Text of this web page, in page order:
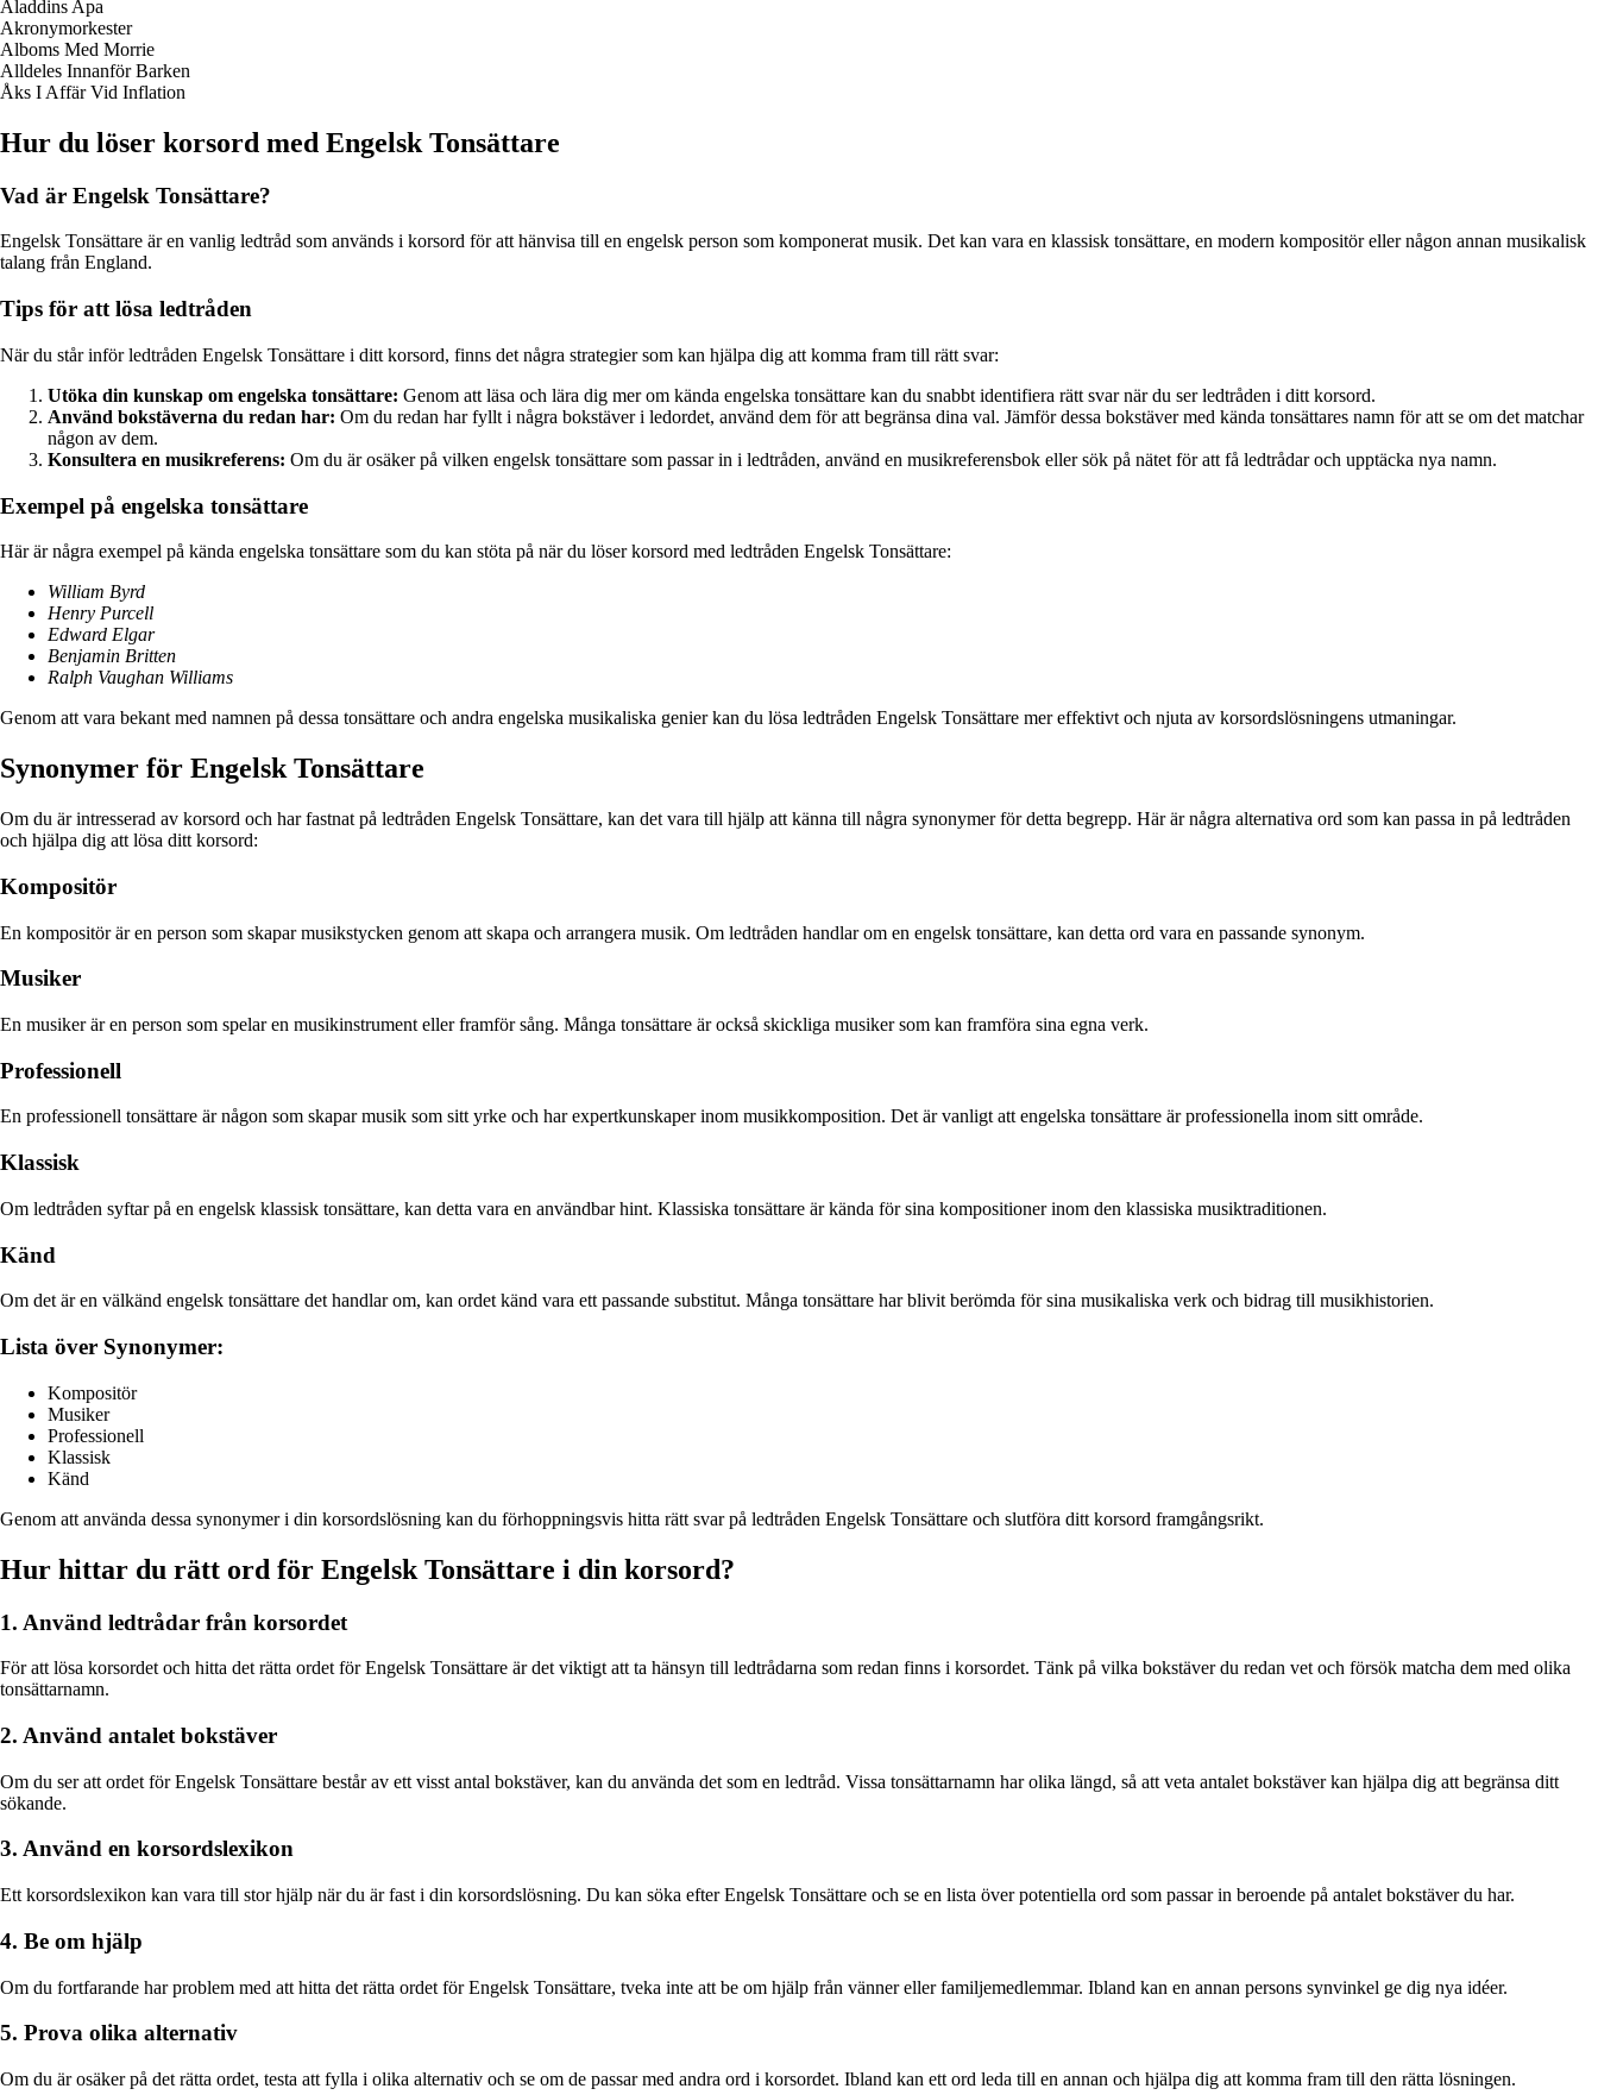
Aladdins Apa
Akronymorkester
Alboms Med Morrie
Alldeles Innanför Barken
Åks I Affär Vid Inflation
Hur du löser korsord med Engelsk Tonsättare
Vad är Engelsk Tonsättare?
Engelsk Tonsättare är en vanlig ledtråd som används i korsord för att hänvisa till en engelsk person som komponerat musik. Det kan vara en klassisk tonsättare, en modern kompositör eller någon annan musikalisk
talang från England.
Tips för att lösa ledtråden
När du står inför ledtråden Engelsk Tonsättare i ditt korsord, finns det några strategier som kan hjälpa dig att komma fram till rätt svar:
Utöka din kunskap om engelska tonsättare: Genom att läsa och lära dig mer om kända engelska tonsättare kan du snabbt identifiera rätt svar när du ser ledtråden i ditt korsord.
Använd bokstäverna du redan har: Om du redan har fyllt i några bokstäver i ledordet, använd dem för att begränsa dina val. Jämför dessa bokstäver med kända tonsättares namn för att se om det matchar
någon av dem.
Konsultera en musikreferens: Om du är osäker på vilken engelsk tonsättare som passar in i ledtråden, använd en musikreferensbok eller sök på nätet för att få ledtrådar och upptäcka nya namn.
Exempel på engelska tonsättare
Här är några exempel på kända engelska tonsättare som du kan stöta på när du löser korsord med ledtråden Engelsk Tonsättare:
William Byrd
Henry Purcell
Edward Elgar
Benjamin Britten
Ralph Vaughan Williams
Genom att vara bekant med namnen på dessa tonsättare och andra engelska musikaliska genier kan du lösa ledtråden Engelsk Tonsättare mer effektivt och njuta av korsordslösningens utmaningar.
Synonymer för Engelsk Tonsättare
Om du är intresserad av korsord och har fastnat på ledtråden Engelsk Tonsättare, kan det vara till hjälp att känna till några synonymer för detta begrepp. Här är några alternativa ord som kan passa in på ledtråden
och hjälpa dig att lösa ditt korsord:
Kompositör
En kompositör är en person som skapar musikstycken genom att skapa och arrangera musik. Om ledtråden handlar om en engelsk tonsättare, kan detta ord vara en passande synonym.
Musiker
En musiker är en person som spelar en musikinstrument eller framför sång. Många tonsättare är också skickliga musiker som kan framföra sina egna verk.
Professionell
En professionell tonsättare är någon som skapar musik som sitt yrke och har expertkunskaper inom musikkomposition. Det är vanligt att engelska tonsättare är professionella inom sitt område.
Klassisk
Om ledtråden syftar på en engelsk klassisk tonsättare, kan detta vara en användbar hint. Klassiska tonsättare är kända för sina kompositioner inom den klassiska musiktraditionen.
Känd
Om det är en välkänd engelsk tonsättare det handlar om, kan ordet känd vara ett passande substitut. Många tonsättare har blivit berömda för sina musikaliska verk och bidrag till musikhistorien.
Lista över Synonymer:
Kompositör
Musiker
Professionell
Klassisk
Känd
Genom att använda dessa synonymer i din korsordslösning kan du förhoppningsvis hitta rätt svar på ledtråden Engelsk Tonsättare och slutföra ditt korsord framgångsrikt.
Hur hittar du rätt ord för Engelsk Tonsättare i din korsord?
1. Använd ledtrådar från korsordet
För att lösa korsordet och hitta det rätta ordet för Engelsk Tonsättare är det viktigt att ta hänsyn till ledtrådarna som redan finns i korsordet. Tänk på vilka bokstäver du redan vet och försök matcha dem med olika
tonsättarnamn.
2. Använd antalet bokstäver
Om du ser att ordet för Engelsk Tonsättare består av ett visst antal bokstäver, kan du använda det som en ledtråd. Vissa tonsättarnamn har olika längd, så att veta antalet bokstäver kan hjälpa dig att begränsa ditt
sökande.
3. Använd en korsordslexikon
Ett korsordslexikon kan vara till stor hjälp när du är fast i din korsordslösning. Du kan söka efter Engelsk Tonsättare och se en lista över potentiella ord som passar in beroende på antalet bokstäver du har.
4. Be om hjälp
Om du fortfarande har problem med att hitta det rätta ordet för Engelsk Tonsättare, tveka inte att be om hjälp från vänner eller familjemedlemmar. Ibland kan en annan persons synvinkel ge dig nya idéer.
5. Prova olika alternativ
Om du är osäker på det rätta ordet, testa att fylla i olika alternativ och se om de passar med andra ord i korsordet. Ibland kan ett ord leda till en annan och hjälpa dig att komma fram till den rätta lösningen.